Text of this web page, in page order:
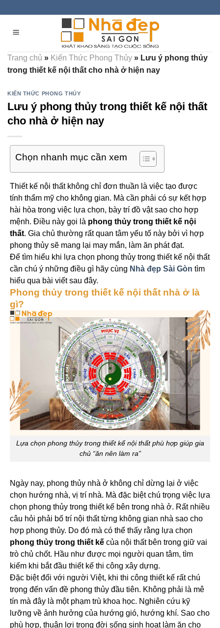
content
Trang chủ » Kiến Thức Phong Thủy » Lưu ý phong thủy
trong thiết kế nội thất cho nhà ở hiện nay
KIẾN THỨC PHONG THỦY
Lưu ý phong thủy trong thiết kế nội thất
cho nhà ở hiện nay
Chọn nhanh mục cần xem
Thiết kế nội thất không chỉ đơn thuần là việc tạo được
tính thẩm mỹ cho không gian. Mà cần phải có sự kết hợp
hài hòa trong việc lựa chọn, bày trí đồ vật sao cho hợp
mệnh. Điều này gọi là phong thủy trong thiết kế nội
thất. Gia chủ thường rất quan tâm yếu tố này bởi vì hợp
phong thủy sẽ mang lại may mắn, làm ăn phát đạt.
Để tìm hiểu khi lựa chọn phong thủy trong thiết kế nội thất
cần chú ý những điều gì hãy cùng Nhà đẹp Sài Gòn tìm
hiểu qua bài viết sau đây.
Phong thủy trong thiết kế nội thất nhà ở là
gì?
Lựa chọn phong thủy trong thiết kế nội thất phù hợp giúp gia
chủ “ăn nên làm ra”
Ngày nay, phong thủy nhà ở không chỉ dừng lại ở việc
chọn hướng nhà, vị trí nhà. Mà đặc biệt chú trọng việc lựa
chọn phong thủy trong thiết kế bên trong nhà ở. Rất nhiều
câu hỏi phải bố trí nội thất từng không gian nhà sao cho
hợp phong thủy. Do đó mà có thể thấy rằng lựa chọn
phong thủy trong thiết kế của nội thất bên trong giữ vai
trò chủ chốt. Hầu như được mọi người quan tâm, tìm
kiếm khi bắt đầu thiết kế thi công xây dựng.
Đặc biệt đối với người Việt, khi thi công thiết kế rất chú
trọng đến vấn đề phong thủy đầu tiên. Không phải là mê
tín mà đây là một phạm trù khoa học. Nghiên cứu kỹ
lưỡng về ảnh hưởng của hướng gió, hướng khí. Sao cho
phù hợp, thuận lợi trong đời sống sinh hoạt làm ăn cho